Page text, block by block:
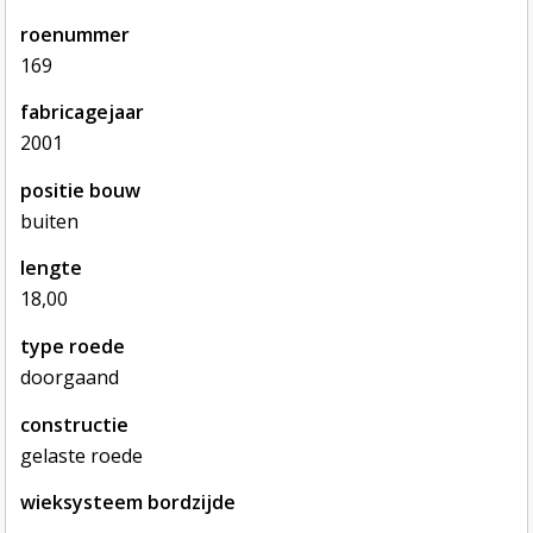
roenummer
169
fabricagejaar
2001
positie bouw
buiten
lengte
18,00
type roede
doorgaand
constructie
gelaste roede
wieksysteem bordzijde